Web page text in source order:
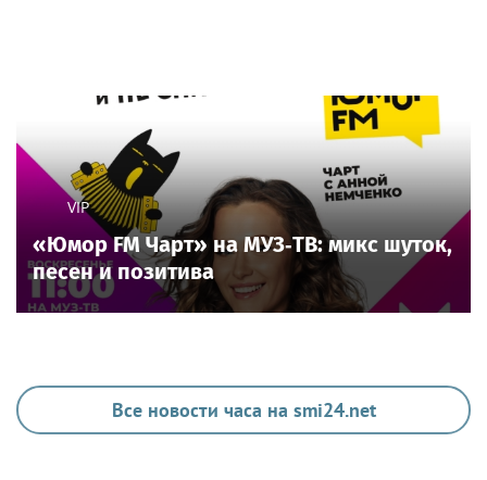
VIP
«Юмор FM Чарт» на МУЗ‑ТВ: микс шуток,
песен и позитива
Все новости часа на smi24.net